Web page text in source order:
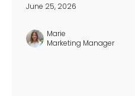
June 25, 2026
Marie
Marketing Manager